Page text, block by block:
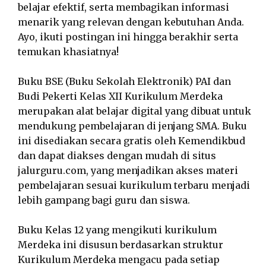
belajar efektif, serta membagikan informasi
menarik yang relevan dengan kebutuhan Anda.
Ayo, ikuti postingan ini hingga berakhir serta
temukan khasiatnya!
Buku BSE (Buku Sekolah Elektronik) PAI dan
Budi Pekerti Kelas XII Kurikulum Merdeka
merupakan alat belajar digital yang dibuat untuk
mendukung pembelajaran di jenjang SMA. Buku
ini disediakan secara gratis oleh Kemendikbud
dan dapat diakses dengan mudah di situs
jalurguru.com, yang menjadikan akses materi
pembelajaran sesuai kurikulum terbaru menjadi
lebih gampang bagi guru dan siswa.
Buku Kelas 12 yang mengikuti kurikulum
Merdeka ini disusun berdasarkan struktur
Kurikulum Merdeka mengacu pada setiap